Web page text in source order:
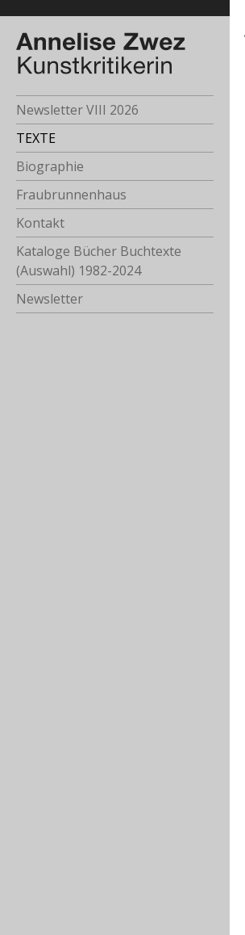
Newsletter VIII 2026
TEXTE
Biographie
Fraubrunnenhaus
Kontakt
Kataloge Bücher Buchtexte
(Auswahl) 1982-2024
Newsletter